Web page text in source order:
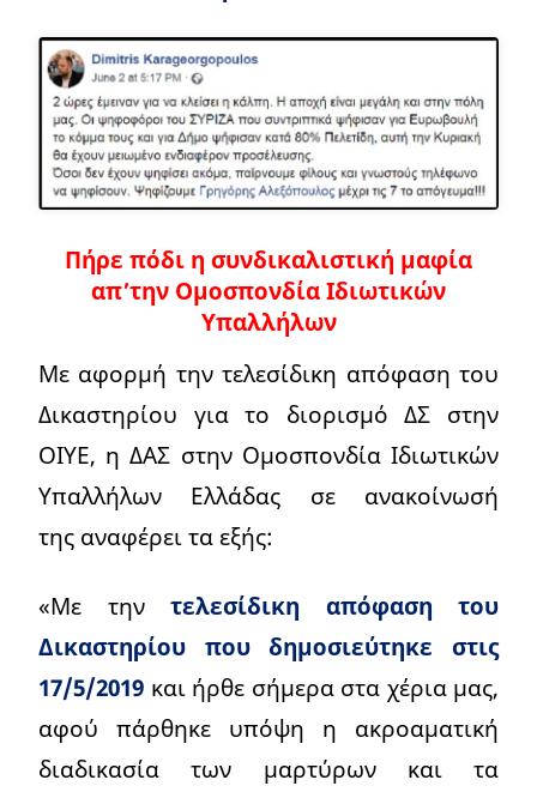
Πήρε πόδι η συνδικαλιστική μαφία
απ’την Ομοσπονδία Ιδιωτικών
Υπαλλήλων
Με αφορμή την τελεσίδικη απόφαση του
Δικαστηρίου για το διορισμό ΔΣ στην
ΟΙΥΕ, η ΔΑΣ στην Ομοσπονδία Ιδιωτικών
Υπαλλήλων Ελλάδας σε ανακοίνωσή
της αναφέρει τα εξής:
«Με την τελεσίδικη απόφαση του
Δικαστηρίου που δημοσιεύτηκε στις
17/5/2019 και ήρθε σήμερα στα χέρια μας,
αφού πάρθηκε υπόψη η ακροαματική
διαδικασία των μαρτύρων και τα